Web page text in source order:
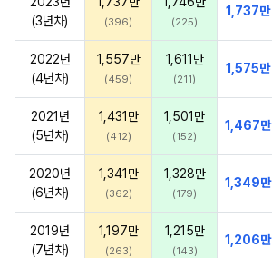
(3년차)
(396) (225)
1,737만
2022년
(4년차)
1,557만
(459)
1,611만
(211)
1,575만
2021년
(5년차)
1,431만
(412)
1,501만
(152)
1,467만
2020년
(6년차)
1,341만
(362)
1,328만
(179)
1,349만
2019년
(7년차)
1,197만
(263)
1,215만
(143)
1,206만